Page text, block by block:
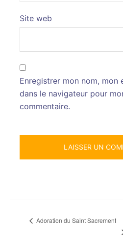
Site web
Enregistrer mon nom, mon
dans le navigateur pour
commentaire.
Adoration du Saint Sacrement